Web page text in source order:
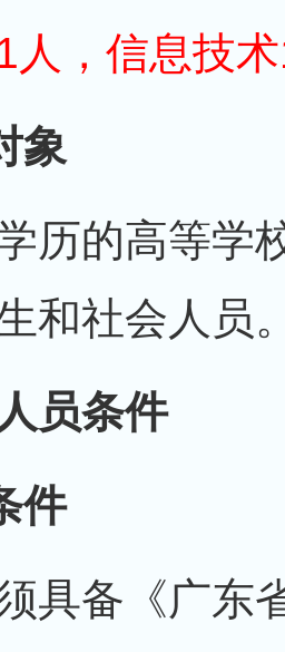
人，信息技
象
历的高等学
和社会人员
员条件
件
具备《广东